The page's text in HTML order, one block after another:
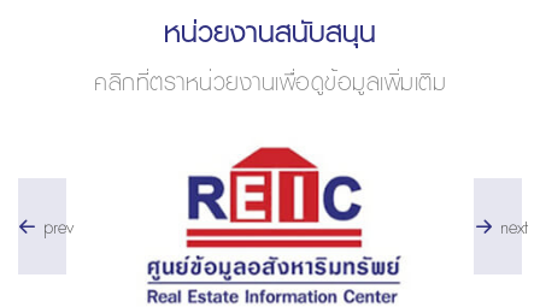
หน่วยงานสนับสนุน
คลิกที่ตราหน่วยงานเพื่อดูข้อมูลเพิ่มเติม
prev next